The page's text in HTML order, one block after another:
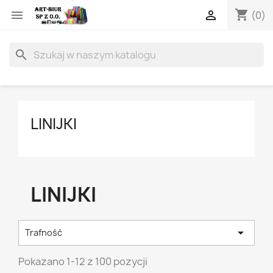
 shopping_cart (0)

search
LINIJKI
LINIJKI
Trafność 
Pokazano 1-12 z 100 pozycji